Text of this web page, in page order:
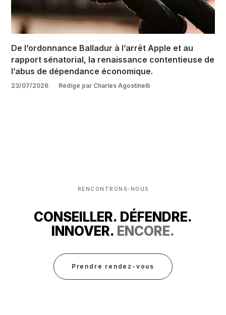
De l’ordonnance Balladur à l’arrêt Apple et au
rapport sénatorial, la renaissance contentieuse de
l’abus de dépendance économique.
23/07/2026 Rédigé par Charles Agostinelli
RENCONTRONS-NOUS
CONSEILLER. DÉFENDRE.
INNOVER. ENCORE.
Prendre rendez-vous